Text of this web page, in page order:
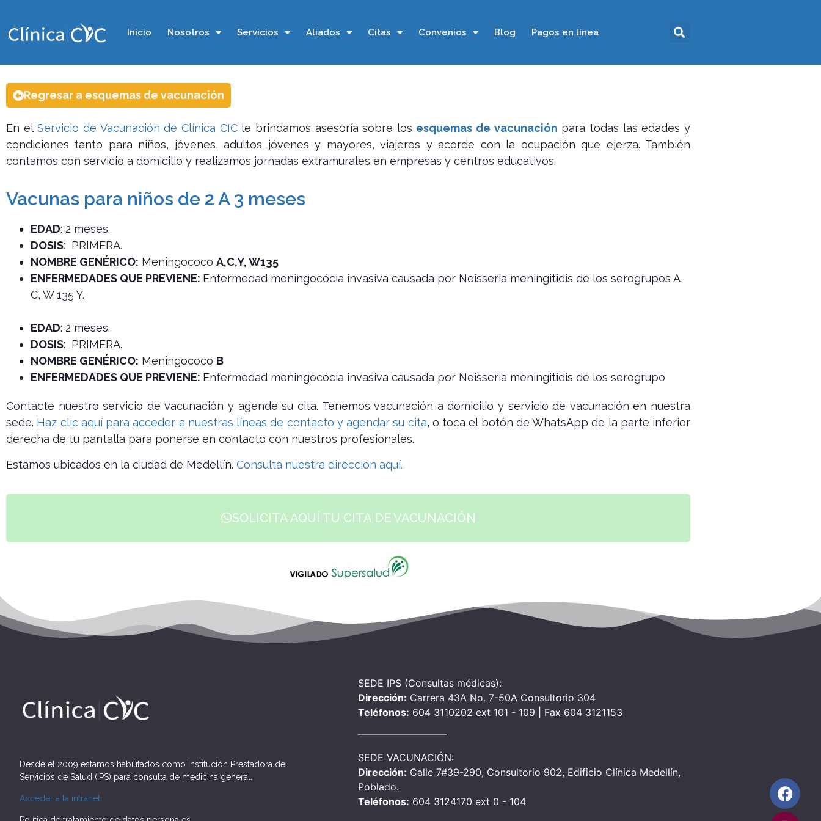
Inicio Nosotros Servicios Aliados Citas Convenios Blog Pagos en línea
Regresar a esquemas de vacunación
En elServicio de Vacunación de Clínica CICle brindamos asesoría sobre los esquemas de vacunación para todas las edades y
condiciones tanto para niños, jóvenes, adultos jóvenes y mayores, viajeros y acorde con la ocupación que ejerza. También
contamos con servicio a domicilio y realizamos jornadas extramurales en empresas y centros educativos.
Vacunas para niños de 2 A 3 meses
EDAD: 2 meses.
DOSIS: PRIMERA.
NOMBRE GENÉRICO: Meningococo A,C,Y, W135
ENFERMEDADES QUE PREVIENE: Enfermedad meningocócia invasiva causada por Neisseria meningitidis de los serogrupos A,
C, W 135 Y.
EDAD: 2 meses.
DOSIS: PRIMERA.
NOMBRE GENÉRICO: Meningococo B
ENFERMEDADES QUE PREVIENE: Enfermedad meningocócia invasiva causada por Neisseria meningitidis de los serogrupo
Contacte nuestro servicio de vacunación y agende su cita. Tenemos vacunación a domicilio y servicio de vacunación en nuestra
sede. Haz clic aquí para acceder a nuestras líneas de contacto y agendar su cita, o toca el botón de WhatsApp de la parte inferior
derecha de tu pantalla para ponerse en contacto con nuestros profesionales.
Estamos ubicados en la ciudad de Medellín. Consulta nuestra dirección aquí.
SOLICITA AQUÍ TU CITA DE VACUNACIÓN
Desde el 2009 estamos habilitados como Institución Prestadora de
Servicios de Salud (IPS) para consulta de medicina general.
Acceder a la intranet
SEDE IPS (Consultas médicas):
Dirección: Carrera 43A No. 7-50A Consultorio 304
Teléfonos: 604 3110202 ext 101 - 109 | Fax 604 3121153
SEDE VACUNACIÓN:
Dirección: Calle 7#39-290, Consultorio 902, Edificio Clínica Medellín,
Poblado.
Teléfonos: 604 3124170 ext 0 - 104